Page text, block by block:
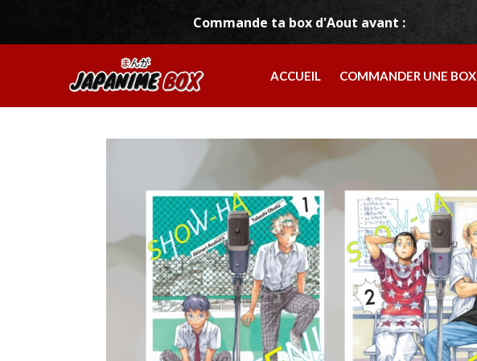
Commande ta box d'Aout avant :
ACCUEIL COMMANDER UNE BOX